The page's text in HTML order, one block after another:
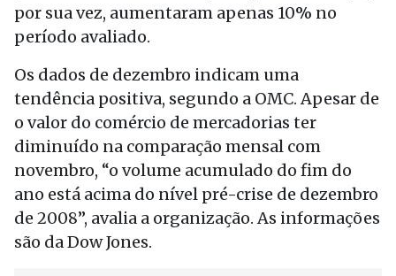
por sua vez, aumentaram apenas 10% no
período avaliado.
Os dados de dezembro indicam uma
tendência positiva, segundo a OMC. Apesar de
o valor do comércio de mercadorias ter
diminuído na comparação mensal com
novembro, “o volume acumulado do fim do
ano está acima do nível pré-crise de dezembro
de 2008”, avalia a organização. As informações
são da Dow Jones.